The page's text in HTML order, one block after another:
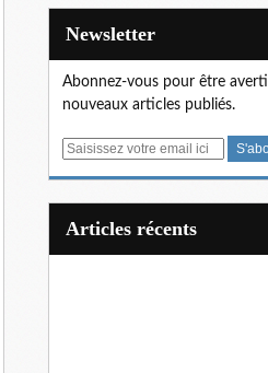
Newsletter
Abonnez-vous pour être
nouveaux articles publiés.
E
articles récents